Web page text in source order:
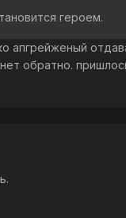
героем.
апгрейженый
обратно.